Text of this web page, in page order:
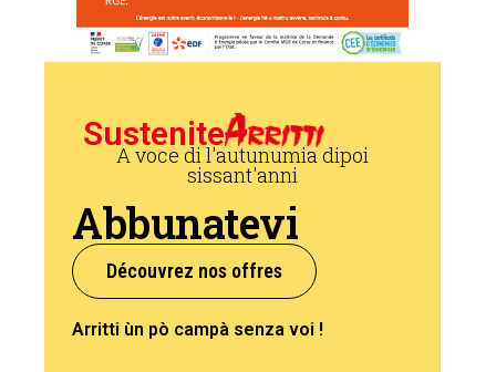
Sustenite
A voce di l'autunumia dipoi
sissant'anni
Abbunatevi
Découvrez nos offres
Arritti ùn pò campà senza voi !